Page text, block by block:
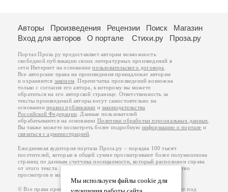
Мы используем файлы cookie для
Авторы Произведения Рецензии Поиск
Магазин
Вход для авторов
О портале Стихи.ру Проза.ру
Портал Проза.ру предоставляет авторам возможность
свободной публикации своих литературных произведений в
сети Интернет на основаниипользовательского договора
Все авторские права на произведения принадлежат авторам
и охраняются законом . Перепечатка произведений возможна
только с согласия его автора, к которому вы можете
обратиться на его авторской странице. Ответственность за
тексты произведений авторы несут самостоятельно на
основанииправил публикации изаконодательства
Российской Федерации . Данные пользователей
обрабатываются на основании Политики обработки персональных данных
Вы также можете посмотреть более подробную информацию о портале и
связаться с администрацией
Ежедневная аудитория портала Проза.ру – порядка 100 тысяч
посетителей, которые в общей сумме просматривают более полумиллиона
страниц по данным счетчика посещаемости, который расположен справа
от этого текста. В каждой графе указано по две цифры: количество
просмотров и количество посетителей.
© Все права принадлежат авторам, 2000-2026. Портал работает под